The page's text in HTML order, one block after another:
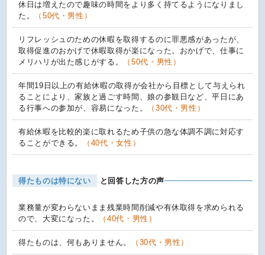
休日は増えたので趣味の時間をより多く持てるようになりまし
た。
（50代・男性）
リフレッシュのための休暇を取得するのに罪悪感があったが、
取得促進のおかげで休暇取得が楽になった。おかげで、仕事に
メリハリが出た感じがする。
（50代・男性）
年間19日以上の有給休暇の取得が会社から目標として与えられ
ることにより、家族と過ごす時間、娘の参観日など、平日にあ
る行事への参加が、容易になった。
（30代・男性）
有給休暇を比較的楽に取れるため子供の急な体調不調に対応す
ることができる。
（40代・女性）
得たものは特にない と回答した方の声
業務量が変わらないまま残業時間削減や有休取得を求められる
ので、大変になった。
（40代・男性）
得たものは、何もありません。 （30代・男性）